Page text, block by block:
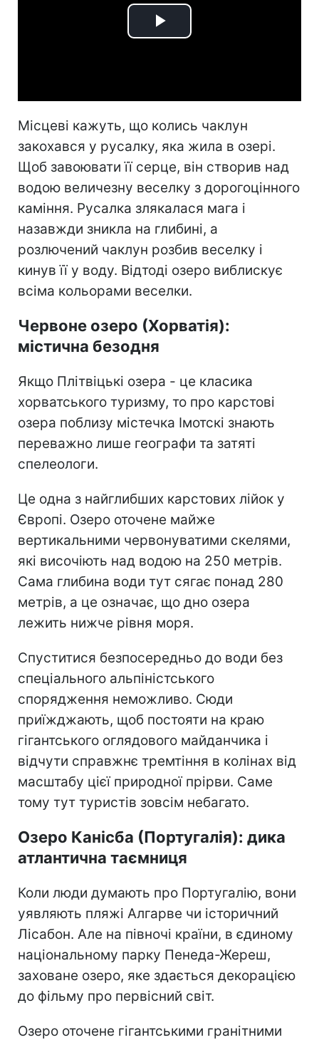
Play
Місцеві кажуть, що колись чаклун
закохався у русалку, яка жила в озері.
Щоб завоювати її серце, він створив над
водою величезну веселку з дорогоцінного
каміння. Русалка злякалася мага і
назавжди зникла на глибині, а
розлючений чаклун розбив веселку і
кинув її у воду. Відтоді озеро виблискує
всіма кольорами веселки.
Червоне озеро (Хорватія):
містична безодня
Якщо Плітвіцькі озера - це класика
хорватського туризму, то про карстові
озера поблизу містечка Імотскі знають
переважно лише географи та затяті
спелеологи.
Це одна з найглибших карстових лійок у
Європі. Озеро оточене майже
вертикальними червонуватими скелями,
які височіють над водою на 250 метрів.
Сама глибина води тут сягає понад 280
метрів, а це означає, що дно озера
лежить нижче рівня моря.
Спуститися безпосередньо до води без
спеціального альпіністського
спорядження неможливо. Сюди
приїжджають, щоб постояти на краю
гігантського оглядового майданчика і
відчути справжнє тремтіння в колінах від
масштабу цієї природної прірви. Саме
тому тут туристів зовсім небагато.
Озеро Канісба (Португалія): дика
атлантична таємниця
Коли люди думають про Португалію, вони
уявляють пляжі Алгарве чи історичний
Лісабон. Але на півночі країни, в єдиному
національному парку Пенеда-Жереш,
заховане озеро, яке здається декорацією
до фільму про первісний світ.
Озеро оточене гігантськими гранітними